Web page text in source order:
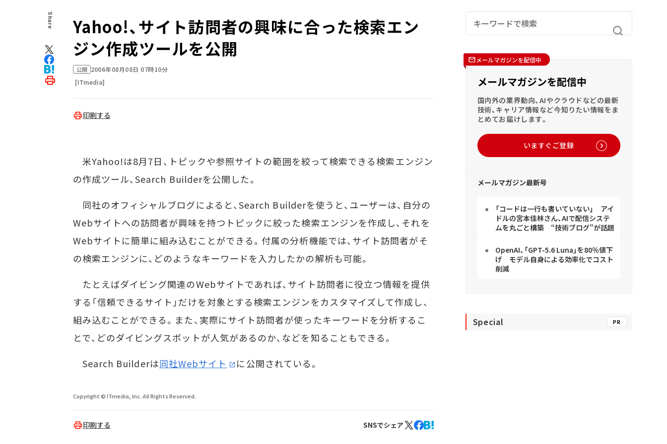
Share
Yahoo!、サイト訪問者の興味に合った検索エン
ジン作成ツールを公開
公開 2006年08月08日 07時10分
[ITmedia]
印刷する
米Yahoo!は8月7日、トピックや参照サイトの範囲を絞って検索できる検索エンジン
の作成ツール、Search Builderを公開した。
同社のオフィシャルブログによると、Search Builderを使うと、ユーザーは、自分の
Webサイトへの訪問者が興味を持つトピックに絞った検索エンジンを作成し、それを
Webサイトに簡単に組み込むことができる。付属の分析機能では、サイト訪問者がそ
の検索エンジンに、どのようなキーワードを入力したかの解析も可能。
たとえばダイビング関連のWebサイトであれば、サイト訪問者に役立つ情報を提供
する「信頼できるサイト」だけを対象とする検索エンジンをカスタマイズして作成し、
組み込むことができる。また、実際にサイト訪問者が使ったキーワードを分析するこ
とで、どのダイビングスポットが人気があるのか、などを知ることもできる。
Search Builderは同社Webサイト に公開されている。
Copyright © ITmedia, Inc. All Rights Reserved.
印刷する SNSでシェア
メールマガジンを配信中
メールマガジンを配信中
国内外の業界動向、AIやクラウドなどの最新
技術、キャリア情報など今知りたい情報をま
とめてお届けします。
いますぐご登録
メールマガジン最新号
「コードは一行も書いていない」 アイ
ドルの宮本佳林さん、AIで配信システ
ムを丸ごと構築 “技術ブログ”が話題
OpenAI、「GPT-5.6 Luna」を80％値下
げ モデル自身による効率化でコスト
削減
Special PR